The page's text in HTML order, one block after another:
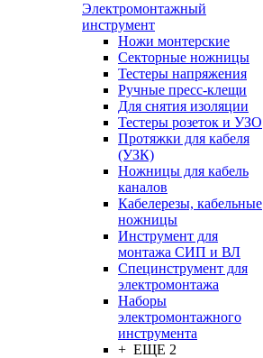
Электромонтажный
инструмент
Ножи монтерские
Секторные ножницы
Тестеры напряжения
Ручные пресс-клещи
Для снятия изоляции
Тестеры розеток и УЗО
Протяжки для кабеля
(УЗК)
Ножницы для кабель
каналов
Кабелерезы, кабельные
ножницы
Инструмент для
монтажа СИП и ВЛ
Специнструмент для
электромонтажа
Наборы
электромонтажного
инструмента
+ ЕЩЕ 2